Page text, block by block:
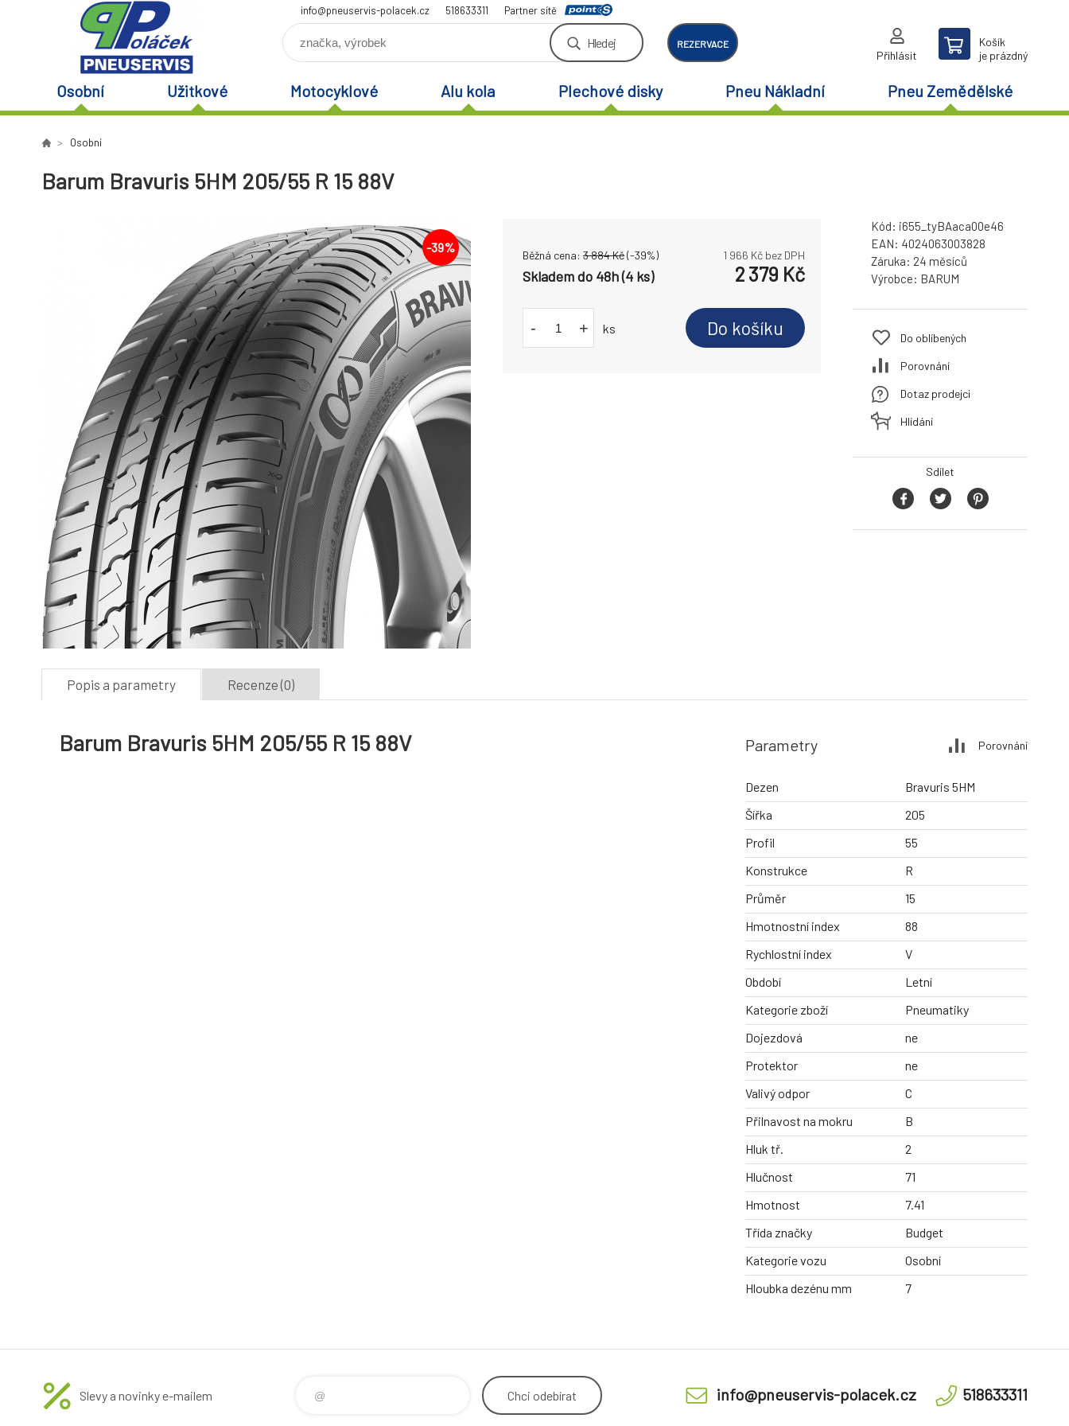
info@pneuservis-polacek.cz 518633311 Partner sítě
Hledej REZERVACE
Přihlásit
Košík
je prázdný
Osobní Užitkové Motocyklové Alu kola Plechové disky Pneu Nákladní Pneu Zemědělské
Osobní
Barum Bravuris 5HM 205/55 R 15 88V
-39%
Běžná cena: 3 884Kč(-39%) 1 966 Kč bez DPH
Skladem do 48h (4 ks) 2 379 Kč
- + ks Do košíku
Kód: i655_tyBAaca00e46
EAN: 4024063003828
Záruka: 24 měsíců
Výrobce: BARUM
Do oblíbených
Porovnání
Dotaz prodejci
Hlídání
Sdílet
Popis a parametry Recenze (0)
Barum Bravuris 5HM 205/55 R 15 88V Parametry Porovnání
Dezen
Bravuris 5HM
Šířka
205
Profil
55
Konstrukce
R
Průměr
15
Hmotnostní index
88
Rychlostní index
V
Období
Letní
Kategorie zboží
Pneumatiky
Dojezdová
ne
Protektor
ne
Valivý odpor
C
Přilnavost na mokru
B
Hluk tř.
2
Hlučnost
71
Hmotnost
7.41
Třída značky
Budget
Kategorie vozu
Osobní
Hloubka dezénu mm
7
Slevy a novinky e-mailem Chci odebírat info@pneuservis-polacek.cz 518633311